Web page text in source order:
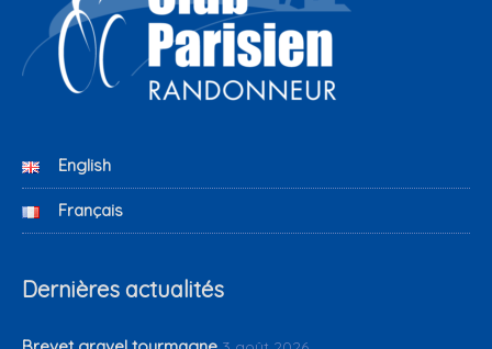
English
Français
Dernières actualités